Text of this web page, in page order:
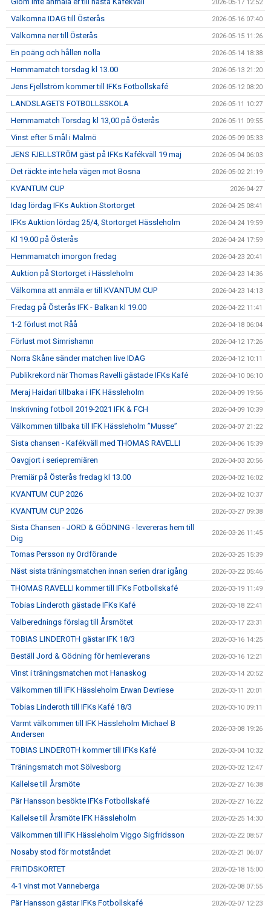
2026-05-17 12:52
Välkomna IDAG till Österås 2026-05-16 07:40
Välkomna ner till Österås 2026-05-15 11:26
En poäng och hållen nolla 2026-05-14 18:38
Hemmamatch torsdag kl 13.00 2026-05-13 21:20
Jens Fjellström kommer till IFKs Fotbollskafé 2026-05-12 08:20
LANDSLAGETS FOTBOLLSSKOLA 2026-05-11 10:27
Hemmamatch Torsdag kl 13,00 på Österås 2026-05-11 09:55
Vinst efter 5 mål i Malmö 2026-05-09 05:33
JENS FJELLSTRÖM gäst på IFKs Kafékväll 19 maj 2026-05-04 06:03
Det räckte inte hela vägen mot Bosna 2026-05-02 21:19
KVANTUM CUP 2026-04-27
Idag lördag IFKs Auktion Stortorget 2026-04-25 08:41
IFKs Auktion lördag 25/4, Stortorget Hässleholm 2026-04-24 19:59
Kl 19.00 på Österås 2026-04-24 17:59
Hemmamatch imorgon fredag 2026-04-23 20:41
Auktion på Stortorget i Hässleholm 2026-04-23 14:36
Välkomna att anmäla er till KVANTUM CUP 2026-04-23 14:13
Fredag på Österås IFK - Balkan kl 19.00 2026-04-22 11:41
1-2 förlust mot Råå 2026-04-18 06:04
Förlust mot Simrishamn 2026-04-12 17:26
Norra Skåne sänder matchen live IDAG 2026-04-12 10:11
Publikrekord när Thomas Ravelli gästade IFKs Kafé 2026-04-10 06:10
Meraj Haidari tillbaka i IFK Hässleholm 2026-04-09 19:56
Inskrivning fotboll 2019-2021 IFK & FCH 2026-04-09 10:39
Välkommen tillbaka till IFK Hässleholm ”Musse” 2026-04-07 21:22
Sista chansen - Kafékväll med THOMAS RAVELLI 2026-04-06 15:39
Oavgjort i seriepremiären 2026-04-03 20:56
Premiär på Österås fredag kl 13.00 2026-04-02 16:02
KVANTUM CUP 2026 2026-04-02 10:37
KVANTUM CUP 2026 2026-03-27 09:38
Sista Chansen - JORD & GÖDNING - levereras hem till
Dig
2026-03-26 11:45
Tomas Persson ny Ordförande 2026-03-25 15:39
Näst sista träningsmatchen innan serien drar igång 2026-03-22 05:46
THOMAS RAVELLI kommer till IFKs Fotbollskafé 2026-03-19 11:49
Tobias Linderoth gästade IFKs Kafé 2026-03-18 22:41
Valberednings förslag till Årsmötet 2026-03-17 23:31
TOBIAS LINDEROTH gästar IFK 18/3 2026-03-16 14:25
Beställ Jord & Gödning för hemleverans 2026-03-16 12:21
Vinst i träningsmatchen mot Hanaskog 2026-03-14 20:52
Välkommen till IFK Hässleholm Erwan Devriese 2026-03-11 20:01
Tobias Linderoth till IFKs Kafé 18/3 2026-03-10 09:11
Varmt välkommen till IFK Hässleholm Michael B
Andersen
2026-03-08 19:26
TOBIAS LINDEROTH kommer till IFKs Kafé 2026-03-04 10:32
Träningsmatch mot Sölvesborg 2026-03-02 12:47
Kallelse till Årsmöte 2026-02-27 16:38
Pär Hansson besökte IFKs Fotbollskafé 2026-02-27 16:22
Kallelse till Årsmöte IFK Hässleholm 2026-02-25 14:30
Välkommen till IFK Hässleholm Viggo Sigfridsson 2026-02-22 08:57
Nosaby stod för motståndet 2026-02-21 06:07
FRITIDSKORTET 2026-02-18 15:00
4-1 vinst mot Vanneberga 2026-02-08 07:55
Pär Hansson gästar IFKs Fotbollskafé 2026-02-07 12:23